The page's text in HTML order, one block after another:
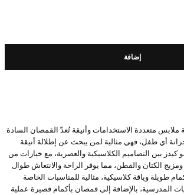
إضافة
ملابس متعددة الاستخدامات وأنيقة تُعدّ القمصان السادة
أي طفل، فهي مثالية لمن يبحث عن إطلالة أنيقة
كيدز بين التصاميم الكلاسيكية والعصرية، مع خيارات من
الكتان والقطن، مما يوفر الراحة والانتعاش طوال
طويلة وياقة كلاسيكية، مثالية للمناسبات الخاصة
المدرسية، بالإضافة إلى قمصان بأكمام قصيرة عملية